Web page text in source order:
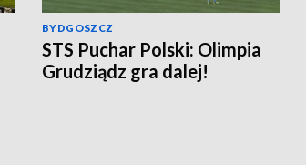
BYDGOSZCZ
STS Puchar Polski: Olimpia
Grudziądz gra dalej!